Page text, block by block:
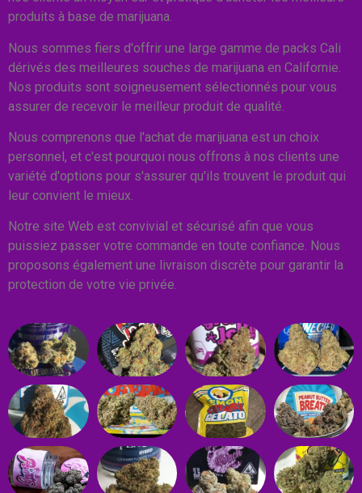
produits à base de marijuana.
Nous sommes fiers d'offrir une large gamme de packs Cali
dérivés des meilleures souches de marijuana en Californie.
Nos produits sont soigneusement sélectionnés pour vous
assurer de recevoir le meilleur produit de qualité.
Nous comprenons que l'achat de marijuana est un choix
personnel, et c'est pourquoi nous offrons à nos clients une
variété d'options pour s'assurer qu'ils trouvent le produit qui
leur convient le mieux.
Notre site Web est convivial et sécurisé afin que vous
puissiez passer votre commande en toute confiance. Nous
proposons également une livraison discrète pour garantir la
protection de votre vie privée.